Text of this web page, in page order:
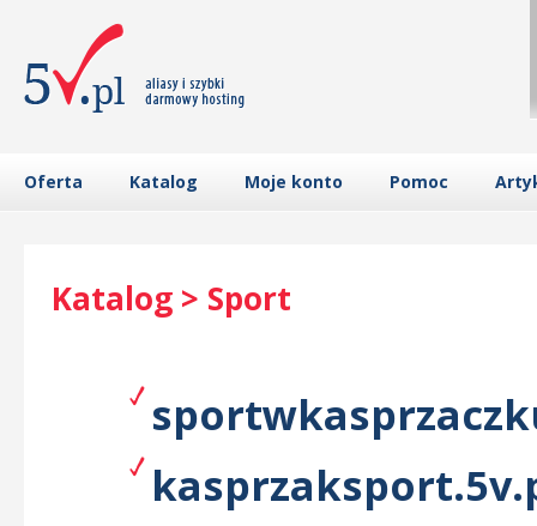
Oferta Katalog Moje konto Pomoc
Katalog > Sport